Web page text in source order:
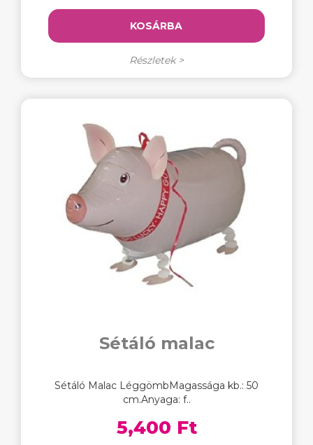
KOSÁRBA
Részletek >
Sétáló malac
Sétáló Malac LéggömbMagassága kb.: 50
cm.Anyaga: f..
5,400 Ft